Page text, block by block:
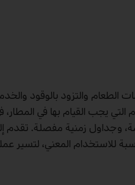
الطعام والتزود بالوقود
التي يجب القيام بها في
للاستخدام المعني، لتسير